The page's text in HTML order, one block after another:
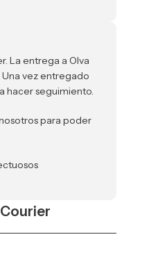
La entrega a Olva
vez entregado
hacer seguimiento.
para poder